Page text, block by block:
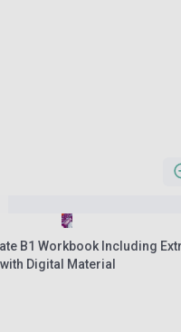
B1 Workbook Including
Digital Material